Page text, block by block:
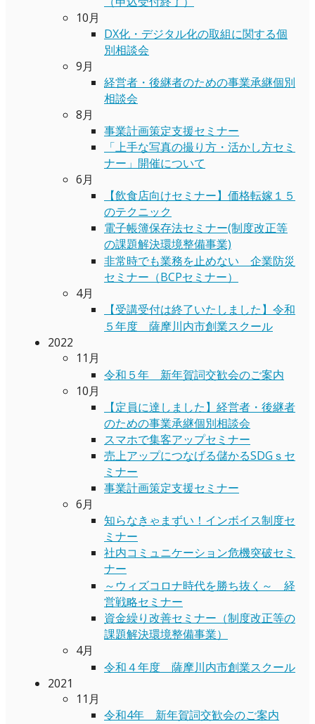
10月
DX化・デジタル化の取組に関する個
別相談会
9月
経営者・後継者のための事業承継個別
相談会
8月
事業計画策定支援セミナー
「上手な写真の撮り方・活かし方セミ
ナー」開催について
6月
【飲食店向けセミナー】価格転嫁１５
のテクニック
電子帳簿保存法セミナー(制度改正等
の課題解決環境整備事業)
非常時でも業務を止めない 企業防災
セミナー（BCPセミナー）
4月
【受講受付は終了いたしました】令和
５年度 薩摩川内市創業スクール
2022
11月
令和５年 新年賀詞交歓会のご案内
10月
【定員に達しました】経営者・後継者
のための事業承継個別相談会
スマホで集客アップセミナー
売上アップにつなげる儲かるSDGｓセ
ミナー
事業計画策定支援セミナー
6月
知らなきゃまずい！インボイス制度セ
ミナー
社内コミュニケーション危機突破セミ
ナー
～ウィズコロナ時代を勝ち抜く～ 経
営戦略セミナー
資金繰り改善セミナー（制度改正等の
課題解決環境整備事業）
4月
令和４年度 薩摩川内市創業スクール
2021
11月
令和4年 新年賀詞交歓会のご案内